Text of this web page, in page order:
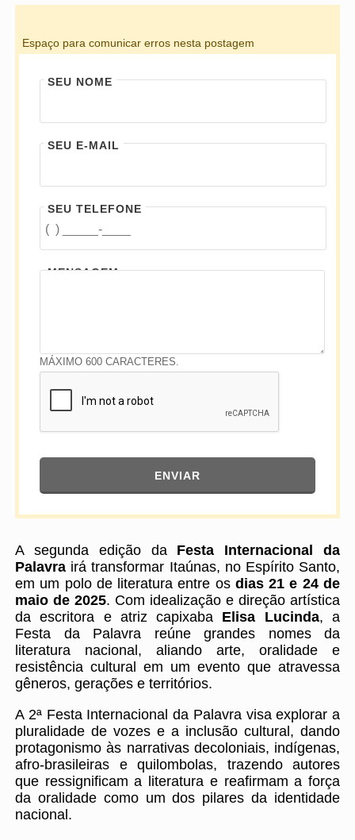
Espaço para comunicar erros nesta postagem
SEU NOME
SEU E-MAIL
SEU TELEFONE
MENSAGEM
MÁXIMO 600 CARACTERES.
ENVIAR
A segunda edição da Festa Internacional da
Palavra irá transformar Itaúnas, no Espírito Santo,
em um polo de literatura entre os dias 21 e 24 de
maio de 2025. Com idealização e direção artística
da escritora e atriz capixaba Elisa Lucinda, a
Festa da Palavra reúne grandes nomes da
literatura nacional, aliando arte, oralidade e
resistência cultural em um evento que atravessa
gêneros, gerações e territórios.
A 2ª Festa Internacional da Palavra visa explorar a
pluralidade de vozes e a inclusão cultural, dando
protagonismo às narrativas decoloniais, indígenas,
afro-brasileiras e quilombolas, trazendo autores
que ressignificam a literatura e reafirmam a força
da oralidade como um dos pilares da identidade
nacional.